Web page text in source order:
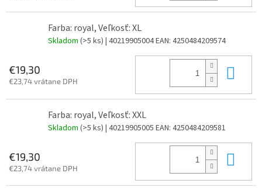
Farba: royal, Veľkosť: XL
Skladom (>5 ks) | 40219905004EAN: 4250484209574
€19,30
€23,74 vrátane DPH
Farba: royal, Veľkosť: XXL
Skladom (>5 ks) | 40219905005 EAN: 4250484209581
€19,30
€23,74 vrátane DPH